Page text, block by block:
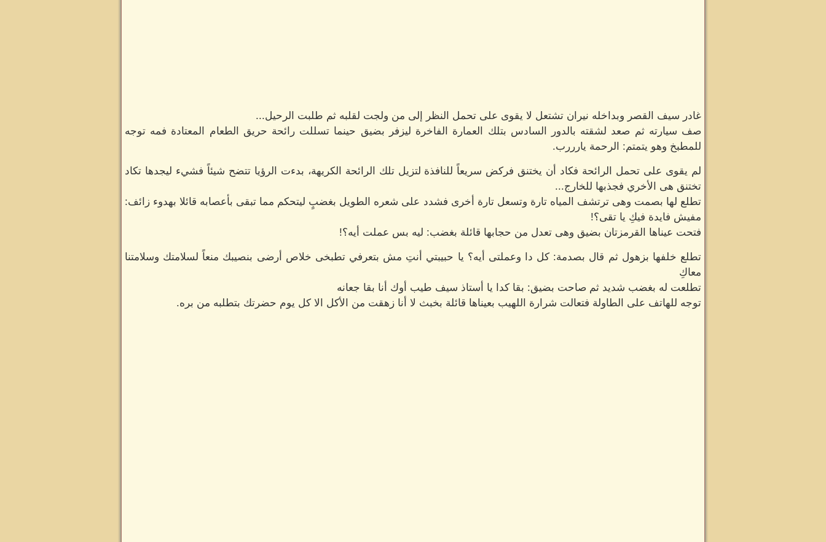
غادر سيف القصر وبداخله نيران تشتعل لا يقوى على تحمل النظر إلى من ولجت لقلبه ثم طلبت الرحيل...
صف سيارته ثم صعد لشقته بالدور السادس بتلك العمارة الفاخرة ليزفر بضيق حينما تسللت رائحة حريق الطعام المعتادة فمه توجه
للمطبخ وهو يتمتم: الرحمة يارررب.
لم يقوى على تحمل الرائحة فكاد أن يختنق فركض سريعاً للنافذة لتزيل تلك الرائحة الكريهة، بدءت الرؤيا تتضح شيئاً فشيء ليجدها تكاد
تختنق هى الأخري فجذبها للخارج...
تطلع لها بصمت وهى ترتشف المياه تارة وتسعل تارة أخرى فشدد على شعره الطويل بغضبٍ ليتحكم مما تبقى بأعصابه قائلا بهدوء زائف:
مفيش فايدة فيكِ يا تقى؟!
فتحت عيناها القرمزتان بضيق وهى تعدل من حجابها قائلة بغضب: ليه بس عملت أيه؟!
تطلع خلفها بزهول ثم قال بصدمة: كل دا وعملتى أيه؟ يا حبيبتي أنتِ مش بتعرفي تطبخى خلاص أرضى بنصيبك منعاً لسلامتك وسلامتنا
معاكِ
تطلعت له بغضب شديد ثم صاحت بضيق: بقا كدا يا أستاذ سيف طيب أوك أنا بقا جعانه
توجه للهاتف على الطاولة فتعالت شرارة اللهيب بعيناها قائلة بخبث لا أنا زهقت من الأكل الا كل يوم حضرتك بتطلبه من بره.